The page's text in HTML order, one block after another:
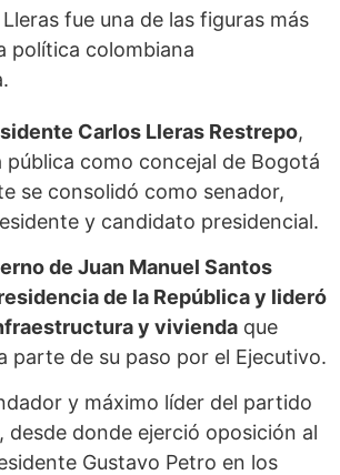
fue una de las figuras más
política colombiana
Carlos Lleras Restrepo,
pública como concejal de Bogotá
se consolidó como senador,
y candidato presidencial.
de Juan Manuel Santos
de la República y lideró
y vivienda que
parte de su paso por el Ejecutivo.
y máximo líder del partido
desde donde ejerció oposición al
Gustavo Petro en los